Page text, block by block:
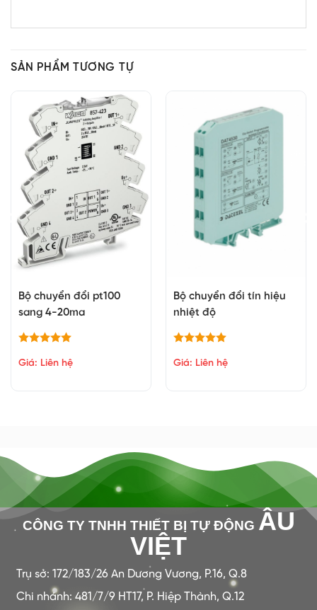
SẢN PHẨM TƯƠNG TỰ
Bộ chuyển đổi pt100
sang 4-20ma
Giá: Liên hệ
Bộ chuyển đổi tín hiệu
nhiệt độ
Giá: Liên hệ
CÔNG TY TNHH THIẾT BỊ TỰ ĐỘNG ÂU
VIỆT
Trụ sở: 172/183/26 An Dương Vương, P.16, Q.8
Chi nhánh: 481/7/9 HT17, P. Hiệp Thành, Q.12